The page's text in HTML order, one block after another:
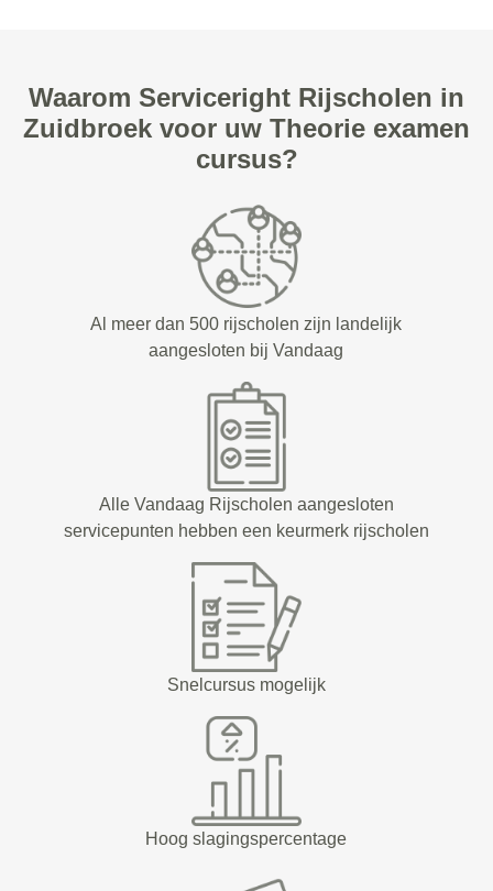
Waarom Serviceright Rijscholen in
Zuidbroek voor uw Theorie examen
cursus?
Al meer dan 500 rijscholen zijn landelijk
aangesloten bij Vandaag
Alle Vandaag Rijscholen aangesloten
servicepunten hebben een keurmerk rijscholen
Snelcursus mogelijk
Hoog slagingspercentage